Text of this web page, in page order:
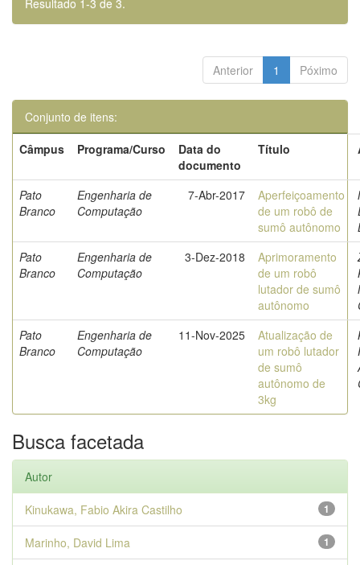
Resultado 1-3 de 3.
Anterior 1 Póximo
Conjunto de itens:
Câmpus
Programa/Curso
Data do
documento
Título
Pato
Branco
Engenharia de
Computação
7-Abr-2017
Aperfeiçoamento
de um robô de
sumô autônomo
Pato
Branco
Engenharia de
Computação
3-Dez-2018
Aprimoramento
de um robô
lutador de sumô
autônomo
Pato
Branco
Engenharia de
Computação
11-Nov-2025
Atualização de
um robô lutador
de sumô
autônomo de
3kg
Busca facetada
Autor
1
Kinukawa, Fabio Akira Castilho
1
Marinho, David Lima